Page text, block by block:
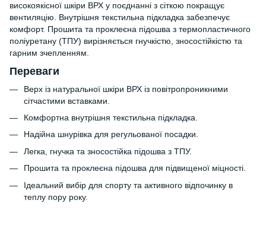
високоякісної шкіри ВРХ у поєднанні з сіткою покращує
вентиляцію. Внутрішня текстильна підкладка забезпечує
комфорт. Прошита та проклеєна підошва з термопластичного
поліуретану (ТПУ) вирізняється гнучкістю, зносостійкістю та
гарним зчепленням.
Переваги
Верх із натуральної шкіри ВРХ із повітропроникними
сітчастими вставками.
Комфортна внутрішня текстильна підкладка.
Надійна шнурівка для регульованої посадки.
Легка, гнучка та зносостійка підошва з ТПУ.
Прошита та проклеєна підошва для підвищеної міцності.
Ідеальний вибір для спорту та активного відпочинку в
теплу пору року.